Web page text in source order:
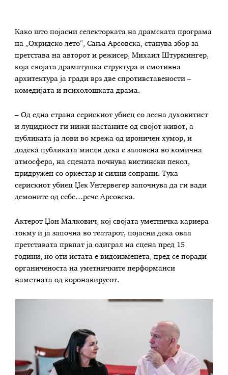
Како што појасни селекторката на драмската програма
на „Охридско лето“, Сања Арсовска, станува збор за
претстава на авторот и режисер, Михаил Штурмингер,
која својата драматушка структура и емотивна
архитектура ја гради врз две спротивставености –
комедијата и психолошката драма.
– Од една страна серискиот убиец со лесна духовитист
и луцидност ги нижи настаните од својот живот, а
публиката ја лови во мрежа од ироничен хумор, и
додека публиката мисли дека е заловена во комична
атмосфера, на сцената почнува вистински пекол,
придружен со оркестар и силни сопрани. Тука
серискиот убиец Џек Унтервегер започнува да ги вади
демоните од себе…рече Арсовска.
Актерот Џон Малкович, кој својата уметничка кариера
токму и ја започна во театарот, појасни дека оваа
претставата првпат ја одиграл на сцена пред 15
години, но оти истата е видоизменета, пред се поради
органиченоста на уметничките перформанси
наметната од коронавирусот.